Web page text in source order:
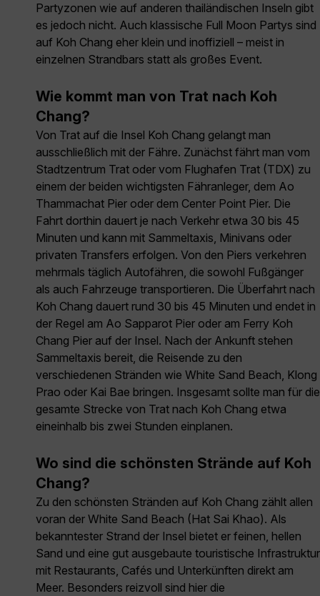
Partyzonen wie auf anderen thailändischen Inseln gibt
es jedoch nicht. Auch klassische Full Moon Partys sind
auf Koh Chang eher klein und inoffiziell – meist in
einzelnen Strandbars statt als großes Event.
Wie kommt man von Trat nach Koh
Chang?
Von Trat auf die Insel Koh Chang gelangt man
ausschließlich mit der Fähre. Zunächst fährt man vom
Stadtzentrum Trat oder vom Flughafen Trat (TDX) zu
einem der beiden wichtigsten Fähranleger, dem Ao
Thammachat Pier oder dem Center Point Pier. Die
Fahrt dorthin dauert je nach Verkehr etwa 30 bis 45
Minuten und kann mit Sammeltaxis, Minivans oder
privaten Transfers erfolgen. Von den Piers verkehren
mehrmals täglich Autofähren, die sowohl Fußgänger
als auch Fahrzeuge transportieren. Die Überfahrt nach
Koh Chang dauert rund 30 bis 45 Minuten und endet in
der Regel am Ao Sapparot Pier oder am Ferry Koh
Chang Pier auf der Insel. Nach der Ankunft stehen
Sammeltaxis bereit, die Reisende zu den
verschiedenen Stränden wie White Sand Beach, Klong
Prao oder Kai Bae bringen. Insgesamt sollte man für die
gesamte Strecke von Trat nach Koh Chang etwa
eineinhalb bis zwei Stunden einplanen.
Wo sind die schönsten Strände auf Koh
Chang?
Zu den schönsten Stränden auf Koh Chang zählt allen
voran der White Sand Beach (Hat Sai Khao). Als
bekanntester Strand der Insel bietet er feinen, hellen
Sand und eine gut ausgebaute touristische Infrastruktur
mit Restaurants, Cafés und Unterkünften direkt am
Meer. Besonders reizvoll sind hier die